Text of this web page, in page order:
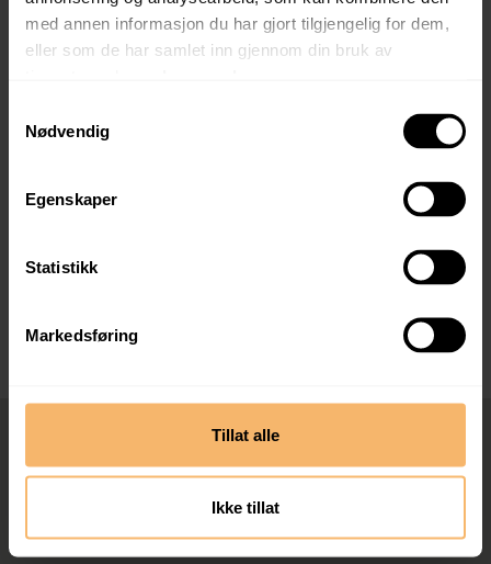
med annen informasjon du har gjort tilgjengelig for dem,
eller som de har samlet inn gjennom din bruk av
Nødvendig
Egenskaper
Statistikk
Markedsføring
Tillat alle
Ikke tillat
Nils Terje Solberg
98229321
Meld interesse Stemmemyr 1H H0201